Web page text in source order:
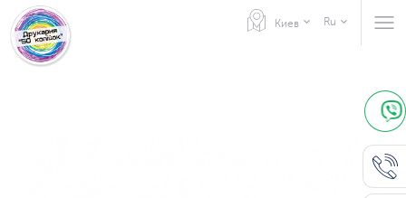
Киев Ru